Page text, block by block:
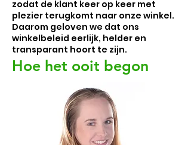
zodat de klant keer op keer met
plezier terugkomt naar onze winkel.
Daarom geloven we dat ons
winkelbeleid eerlijk, helder en
transparant hoort te zijn.
Hoe het ooit begon